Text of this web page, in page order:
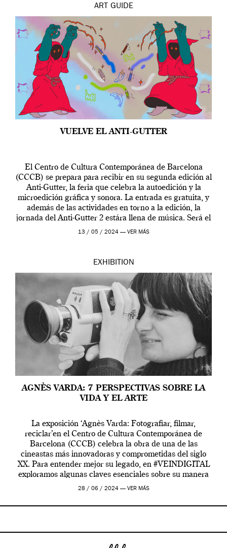
ART GUIDE
VUELVE EL ANTI-GUTTER
El Centro de Cultura Contemporánea de Barcelona
(CCCB) se prepara para recibir en su segunda edición al
Anti-Gutter, la feria que celebra la autoedición y la
microedición gráfica y sonora. La entrada es gratuita, y
además de las actividades en torno a la edición, la
jornada del Anti-Gutter 2 estára llena de música. Será el
[…]
13 / 05 / 2024 — VER MÁS
EXHIBITION
AGNÈS VARDA: 7 PERSPECTIVAS SOBRE LA
VIDA Y EL ARTE
La exposición ‘Agnès Varda: Fotografiar, filmar,
reciclar’en el Centro de Cultura Contemporánea de
Barcelona (CCCB) celebra la obra de una de las
cineastas más innovadoras y comprometidas del siglo
XX. Para entender mejor su legado, en #VEINDIGITAL
exploramos algunas claves esenciales sobre su manera
de entender la vida, el cine y el arte contemporáneo.
28 / 06 / 2024 — VER MÁS